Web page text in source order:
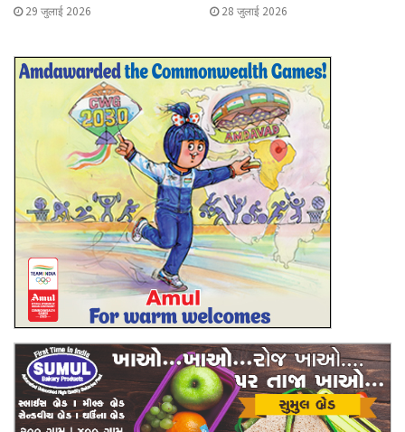
29 जुलाई 2026 28 जुलाई 2026